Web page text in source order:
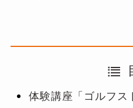
体験講座「ゴルフス